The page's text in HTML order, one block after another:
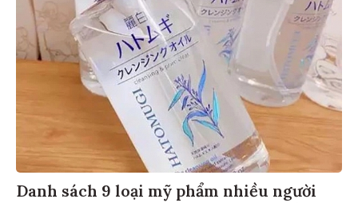
Danh sách 9 loại mỹ phẩm nhiều người